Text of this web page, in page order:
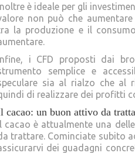
è ideale per gli
non può che
la produzione e il
i CFD proposti dai
semplice e
sia al rialzo che al
di realizzare dei profitti
cacao: un buon attivo da
cacao è attualmente una
trattare. Cominciate subito
dei guadagni